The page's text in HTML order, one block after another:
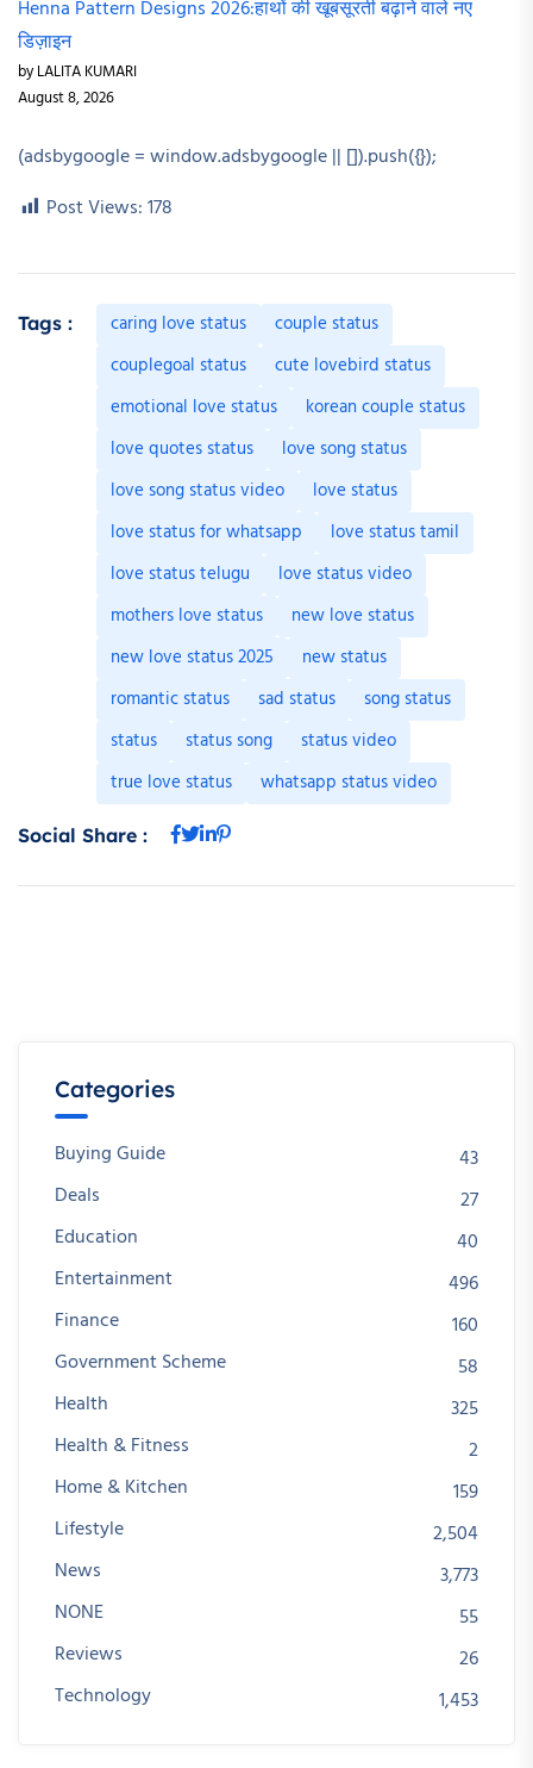
Henna Pattern Designs 2026:हाथों की खूबसूरती बढ़ाने वाले नए
डिज़ाइन
by LALITA KUMARI
August 8, 2026
(adsbygoogle = window.adsbygoogle || []).push({});
Post Views:178
Tags : caring love status
couple status
couplegoal status
cute lovebird status
emotional love status
korean couple status
love quotes status
love song status
love song status video
love status
love status for whatsapp
love status tamil
love status telugu
love status video
mothers love status
new love status
new love status 2025
new status
romantic status
sad status
song status
status
status song
status video
true love status
whatsapp status video
Social Share :
Categories
Buying Guide
43
Deals
27
Education
40
Entertainment
496
Finance
160
Government Scheme
58
Health
325
Health & Fitness
2
Home & Kitchen
159
Lifestyle
2,504
News
3,773
NONE
55
Reviews
26
Technology
1,453